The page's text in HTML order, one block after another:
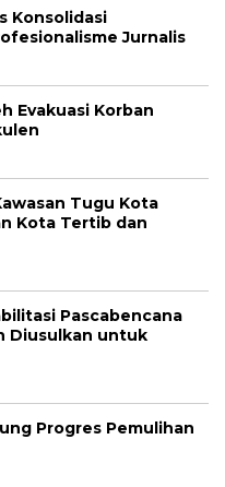
Konsolidasi
Jurnalis
Evakuasi Korban
Tugu Kota
Kota Tertib dan
Pascabencana
Diusulkan untuk
Progres Pemulihan